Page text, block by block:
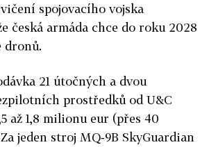
spojovacího vojska
česká armáda chce do roku 2028
21 útočných a dvou
prostředků od U&C
až 1,8 milionu eur (přes 40
jeden stroj MQ‑9B SkyGuardian